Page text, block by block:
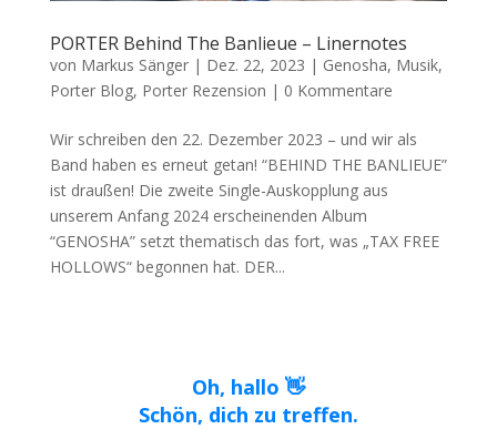
PORTER Behind The Banlieue – Linernotes
von Markus Sänger| Dez. 22, 2023 | Genosha, Musik,
Porter Blog, Porter Rezension | 0 Kommentare
Wir schreiben den 22. Dezember 2023 – und wir als
Band haben es erneut getan! “BEHIND THE BANLIEUE”
ist draußen! Die zweite Single-Auskopplung aus
unserem Anfang 2024 erscheinenden Album
“GENOSHA” setzt thematisch das fort, was „TAX FREE
HOLLOWS“ begonnen hat. DER...
Oh, hallo 👋
Schön, dich zu treffen.